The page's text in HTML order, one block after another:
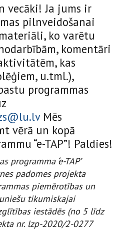
vecāki! Ja jums ir
pilnveidošanai
ko varētu
komentāri
kas
u.tml.),
programmas
Mēs
vērā un kopā
“e-TAP”! Paldies!
programma ‘e-TAP’
padomes projekta
piemērotības un
tikumiskajai
iestādēs (no 5 līdz
nr. lzp-2020/2-0277